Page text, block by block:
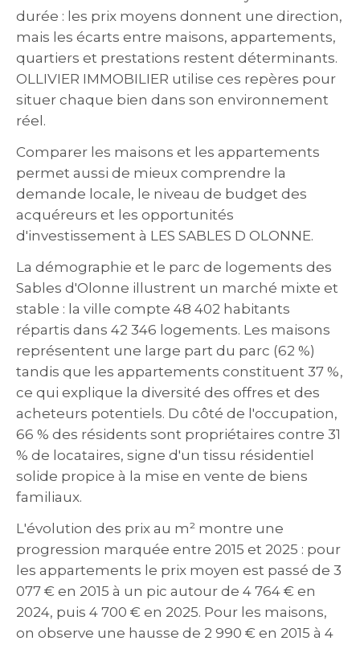
durée : les prix moyens donnent une direction,
mais les écarts entre maisons, appartements,
quartiers et prestations restent déterminants.
OLLIVIER IMMOBILIER utilise ces repères pour
situer chaque bien dans son environnement
réel.
Comparer les maisons et les appartements
permet aussi de mieux comprendre la
demande locale, le niveau de budget des
acquéreurs et les opportunités
d'investissement à LES SABLES D OLONNE.
La démographie et le parc de logements des
Sables d'Olonne illustrent un marché mixte et
stable : la ville compte 48 402 habitants
répartis dans 42 346 logements. Les maisons
représentent une large part du parc (62 %)
tandis que les appartements constituent 37 %,
ce qui explique la diversité des offres et des
acheteurs potentiels. Du côté de l'occupation,
66 % des résidents sont propriétaires contre 31
% de locataires, signe d'un tissu résidentiel
solide propice à la mise en vente de biens
familiaux.
L'évolution des prix au m² montre une
progression marquée entre 2015 et 2025 : pour
les appartements le prix moyen est passé de 3
077 € en 2015 à un pic autour de 4 764 € en
2024, puis 4 700 € en 2025. Pour les maisons,
on observe une hausse de 2 990 € en 2015 à 4